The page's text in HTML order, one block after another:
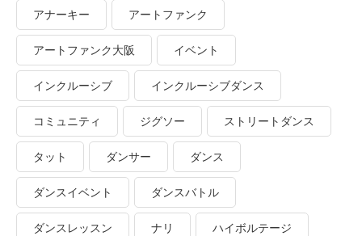
アナーキー アートファンク
アートファンク大阪 イベント
インクルーシブ インクルーシブダンス
コミュニティ ジグソー ストリートダンス
タット ダンサー ダンス
ダンスイベント ダンスバトル
ダンスレッスン ナリ ハイボルテージ